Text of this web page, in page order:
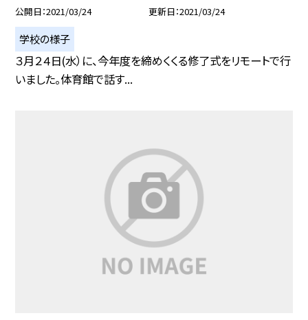
公開日 2021/03/24 更新日 2021/03/24
学校の様子
３月２４日(水）に、今年度を締めくくる修了式をリモートで行
いました。体育館で話す...